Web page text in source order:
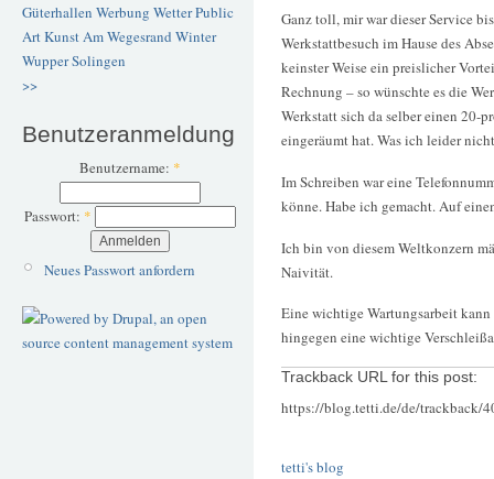
Güterhallen Werbung WetterPublic
ArtKunstAm Wegesrand Winter
WupperSolingen
>>
Benutzeranmeldung
Benutzername: *
Passwort: *
Neues Passwort anfordern
Ganz toll, mir war dieser Service
Werkstattbesuch im Hause des
keinster Weise ein preislicher
Rechnung – so wünschte es die
Werkstatt sich da selber einen 20-
eingeräumt hat. Was ich leider
Im Schreiben war eine
könne. Habe ich gemacht. Auf
Ich bin von diesem Weltkonzern
Naivität.
Eine wichtige Wartungsarbeit
hingegen eine wichtige
Trackback URL for this post:
https://blog.tetti.de/de/trackback/
tetti's blog